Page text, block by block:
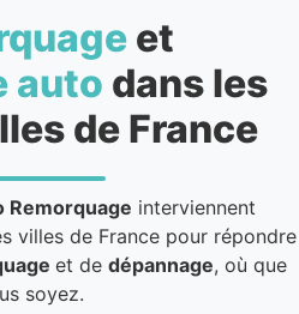
et
auto dans les
de France
Remorquage interviennent
villes de France pour répondre
et de dépannage, où que
soyez.